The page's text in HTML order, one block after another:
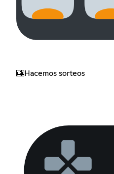
🎰Hacemos sorteos